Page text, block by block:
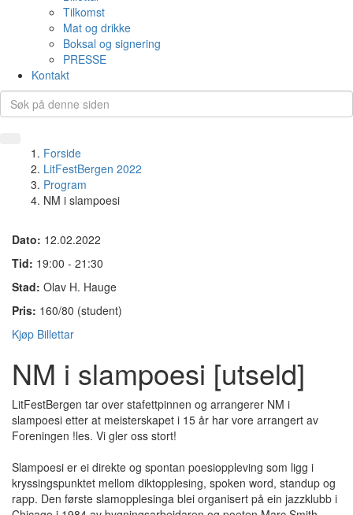
Tilkomst
Mat og drikke
Boksal og signering
PRESSE
Kontakt
Forside
LitFestBergen 2022
Program
NM i slampoesi
Dato: 12.02.2022
Tid: 19:00 - 21:30
Stad: Olav H. Hauge
Pris: 160/80 (student)
Kjøp Billettar
NM i slampoesi [utseld]
LitFestBergen tar over stafettpinnen og arrangerer NM i
slampoesi etter at meisterskapet i 15 år har vore arrangert av
Foreningen !les. Vi gler oss stort!
Slampoesi er ei direkte og spontan poesioppleving som ligg i
kryssingspunktet mellom diktopplesing, spoken word, standup og
rapp. Den første slamopplesinga blei organisert på ein jazzklubb i